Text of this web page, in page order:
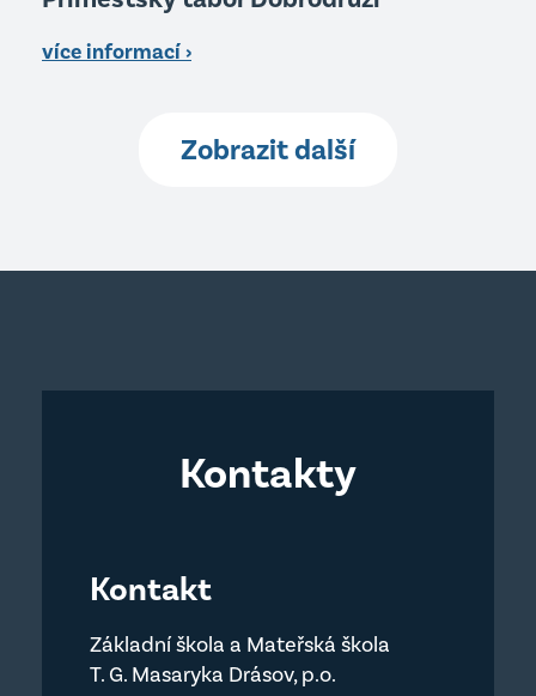
více informací ›
Zobrazit další
Kontakty
Kontakt
Základní škola a Mateřská škola
T. G. Masaryka Drásov, p.o.